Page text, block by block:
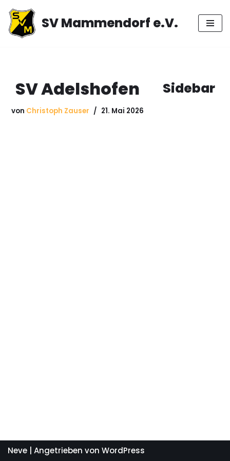
Zum
Inhalt
SV Mammendorf e.V.
SV Adelshofen
von Christoph Zauser 21. Mai 2026
Sidebar
Neve | Angetrieben von WordPress